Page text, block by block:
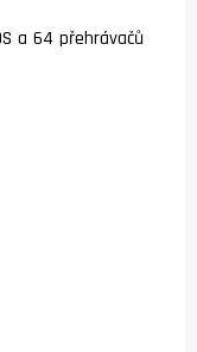
a 64 přehrávačů